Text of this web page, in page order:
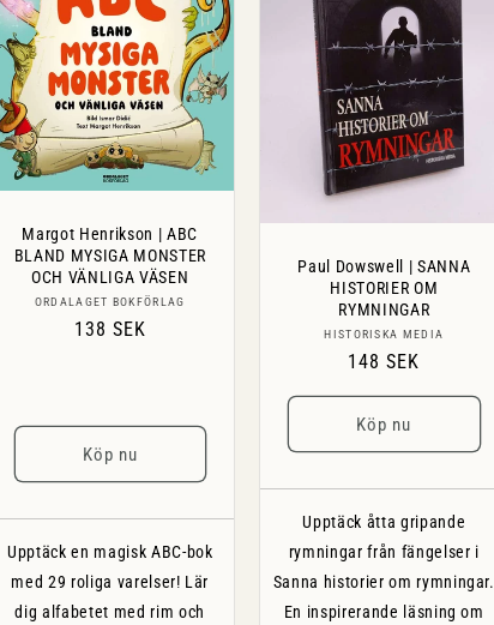
Margot Henrikson | ABC
BLAND MYSIGA MONSTER
OCH VÄNLIGA VÄSEN
Säljare:
ORDALAGET BOKFÖRLAG
Ordinarie
138 SEK
Köp nu
Upptäck en magisk ABC-bok
med 29 roliga varelser! Lär
dig alfabetet med rim och
Paul Dowswell | SANNA
HISTORIER OM
RYMNINGAR
Säljare:
HISTORISKA MEDIA
Ordinarie
148 SEK
Köp nu
Upptäck åtta gripande
rymningar från fängelser i
Sanna historier om rymningar.
En inspirerande läsning om